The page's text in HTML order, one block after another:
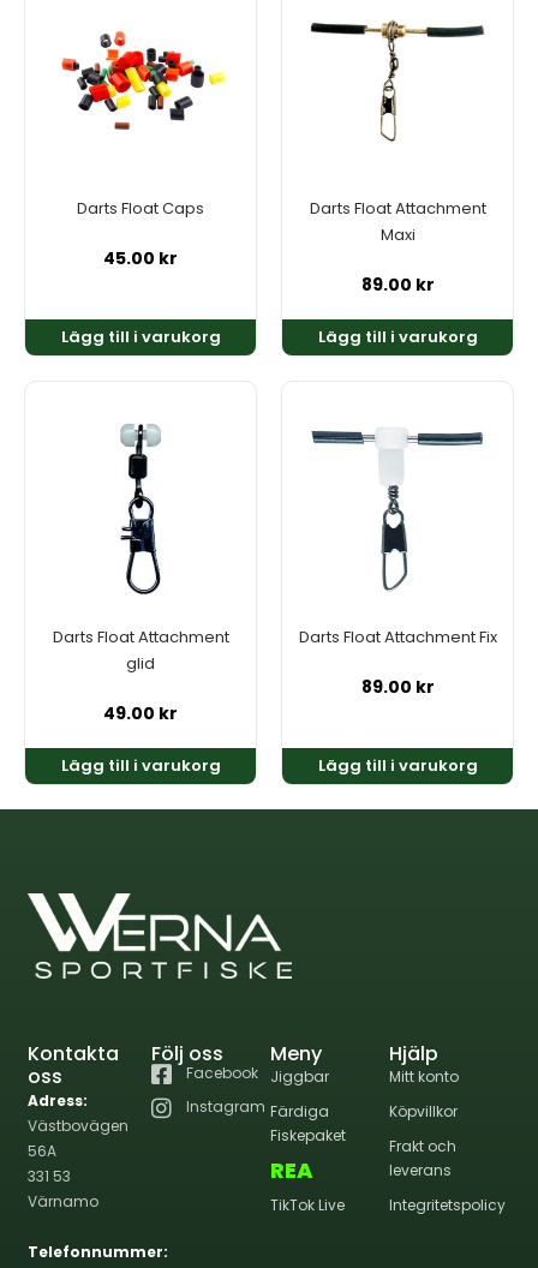
Darts Float Caps
45.00 kr
Lägg till i varukorg
Darts Float Attachment
Maxi
89.00 kr
Lägg till i varukorg
Darts Float Attachment
glid
49.00 kr
Lägg till i varukorg
Darts Float Attachment Fix
89.00 kr
Lägg till i varukorg
Kontakta
oss
Adress:
Västbovägen
56A
331 53
Värnamo
Telefonnummer:
Följ oss
Facebook
Instagram
Meny
Jiggbar
Färdiga
Fiskepaket
REA
TikTok Live
Hjälp
Mitt konto
Köpvillkor
Frakt och
leverans
Integritetspolicy